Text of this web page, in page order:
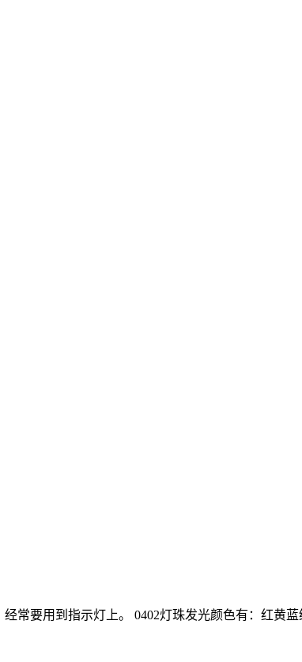
常要用到指示灯上。 0402灯珠发光颜色有：红黄蓝